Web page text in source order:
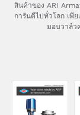
สินค้าของ ARI
การันตีไปทั่วโลก เพีย
มอบวาล์ว